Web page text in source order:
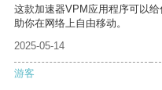
这款加速器VPM应用程序可以
助你在网络上自由移动。
2025-05-14
游客